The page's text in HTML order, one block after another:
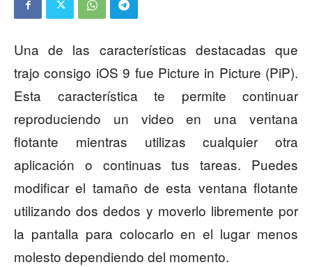
Una de las características destacadas que
trajo consigo iOS 9 fue Picture in Picture (PiP).
Esta característica te permite continuar
reproduciendo un video en una ventana
flotante mientras utilizas cualquier otra
aplicación o continuas tus tareas. Puedes
modificar el tamaño de esta ventana flotante
utilizando dos dedos y moverlo libremente por
la pantalla para colocarlo en el lugar menos
molesto dependiendo del momento.